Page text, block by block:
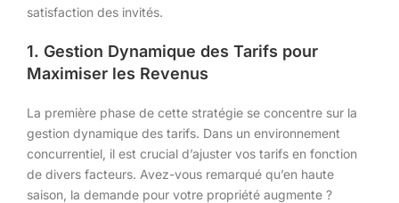
satisfaction des invités.
1. Gestion Dynamique des Tarifs pour
Maximiser les Revenus
La première phase de cette stratégie se concentre sur la
gestion dynamique des tarifs. Dans un environnement
concurrentiel, il est crucial d’ajuster vos tarifs en fonction
de divers facteurs. Avez-vous remarqué qu’en haute
saison, la demande pour votre propriété augmente ?